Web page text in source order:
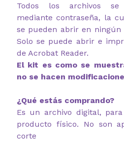
Todos los archivos se
mediante contraseña, la
se pueden abrir en ningún
Solo se puede abrir e
de Acrobat Reader.
El kit es como se
no se hacen
¿Qué estás comprando?
Es un archivo digital,
producto físico. No son
corte